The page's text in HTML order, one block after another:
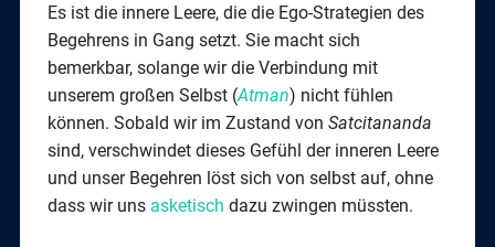
Es ist die innere Leere, die die Ego-Strategien des
Begehrens in Gang setzt. Sie macht sich
bemerkbar, solange wir die Verbindung mit
unserem großen Selbst (Atman) nicht fühlen
können. Sobald wir im Zustand von Satcitananda
sind, verschwindet dieses Gefühl der inneren Leere
und unser Begehren löst sich von selbst auf, ohne
dass wir uns asketisch dazu zwingen müssten.